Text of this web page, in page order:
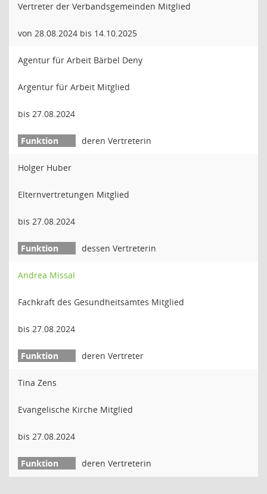
Vertreter der Verbandsgemeinden Mitglied
von 28.08.2024 bis 14.10.2025
Agentur für Arbeit Bärbel Deny
Argentur für Arbeit Mitglied
bis 27.08.2024
deren Vertreterin
Holger Huber
Elternvertretungen Mitglied
bis 27.08.2024
dessen Vertreterin
Andrea Missal
Fachkraft des Gesundheitsamtes Mitglied
bis 27.08.2024
deren Vertreter
Tina Zens
Evangelische Kirche Mitglied
bis 27.08.2024
deren Vertreterin